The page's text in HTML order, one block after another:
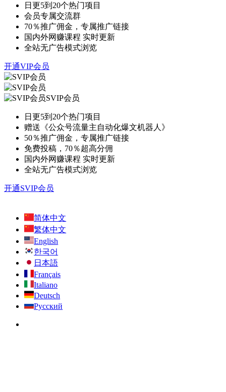
日更5到20个热门项目
会员专属交流群
70％推广佣金，专属推广链接
国内外网赚课程 实时更新
全站无广告模式浏览
开通VIP会员
SVIP会员
日更5到20个热门项目
赠送《公众号流量主自动化爆文机器人》
50％推广佣金，专属推广链接
免费投稿，70％超高分佣
国内外网赚课程 实时更新
全站无广告模式浏览
开通SVIP会员
简体中文
繁体中文
English
한국어
日本語
Français
Italiano
Deutsch
Русский